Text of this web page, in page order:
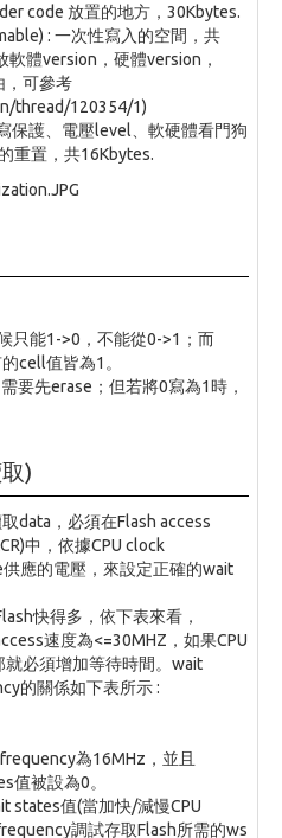
code 放置的地方，30Kbytes.
: 一次性寫入的空間，共
體version，硬體version，
，可參考
thread/120354/1)
保護、電壓level、軟硬體看門狗
重置，共16Kbytes.
只能1->0，不能從0->1；而
cell值皆為1。
要先erase；但若將0寫為1時，
)
data，必須在Flash access
中，依據CPU clock
應的電壓，來設定正確的wait
快得多，依下表來看，
速度為<=30MHZ，如果CPU
必須增加等待時間。wait
的關係如下表所示 :
為16MHz，並且
值被設為0。
states值(當加快/減慢CPU
調試存取Flash所需的ws